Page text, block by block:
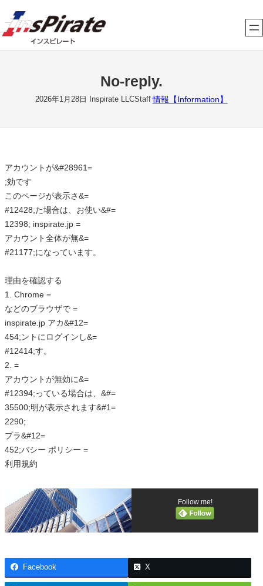
容
を
No-reply.
2026年1月28日 Inspirate LLCStaff 情報【Information】
アカウントが&#28961=
;効です
このページが表示さ&=
#12428;た場合は、お使い&#=
12398; inspirate.jp =
アカウント全体が無&=
#21177;になっています。
理由を確認する
1. Chrome =
などのブラウザで =
inspirate.jp アカ&#12=
454;ントにログインし&=
#12414;す。
2. =
アカウントが無効に&=
#12394;っている場合は、&#=
35500;明が表示されます&#1=
2290;
プラ&#12=
452;バシー ポリシー =
利用規約
Follow me!
Facebook X